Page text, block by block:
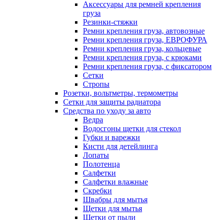
Аксессуары для ремней крепления
груза
Резинки-стяжки
Ремни крепления груза, автовозные
Ремни крепления груза, ЕВРОФУРА
Ремни крепления груза, кольцевые
Ремни крепления груза, с крюками
Ремни крепления груза, с фиксатором
Сетки
Стропы
Розетки, вольтметры, термометры
Сетки для защиты радиатора
Средства по уходу за авто
Ведра
Водосгоны щетки для стекол
Губки и варежки
Кисти для детейлинга
Лопаты
Полотенца
Салфетки
Салфетки влажные
Скребки
Швабры для мытья
Щетки для мытья
Щетки от пыли